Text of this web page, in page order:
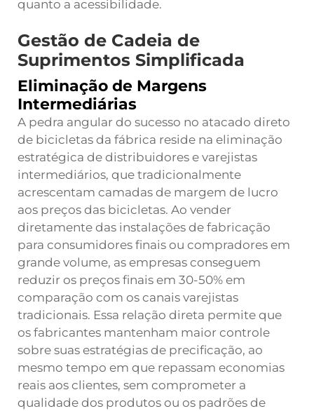
quanto a acessibilidade.
Gestão de Cadeia de
Suprimentos Simplificada
Eliminação de Margens
Intermediárias
A pedra angular do sucesso no atacado direto
de bicicletas da fábrica reside na eliminação
estratégica de distribuidores e varejistas
intermediários, que tradicionalmente
acrescentam camadas de margem de lucro
aos preços das bicicletas. Ao vender
diretamente das instalações de fabricação
para consumidores finais ou compradores em
grande volume, as empresas conseguem
reduzir os preços finais em 30-50% em
comparação com os canais varejistas
tradicionais. Essa relação direta permite que
os fabricantes mantenham maior controle
sobre suas estratégias de precificação, ao
mesmo tempo em que repassam economias
reais aos clientes, sem comprometer a
qualidade dos produtos ou os padrões de